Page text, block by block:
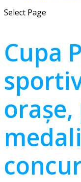
Select Page
Cupa
oraşe,